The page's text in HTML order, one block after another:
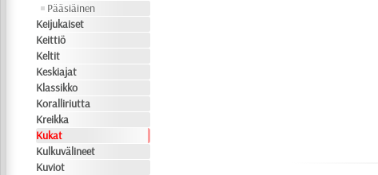
Pääsiäinen
Keijukaiset
Keittiö
Keltit
Keskiajat
Klassikko
Koralliriutta
Kreikka
Kukat
Kulkuvälineet
Kuviot